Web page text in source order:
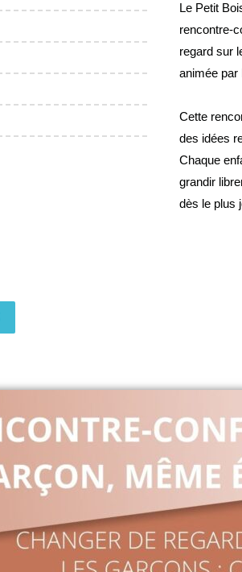
Le Petit
rencontre-
regard sur
animée par
Cette
des idées
Chaque
grandir
dès le plus